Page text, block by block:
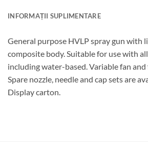
INFORMAȚII SUPLIMENTARE
General purpose HVLP spray gun with
composite body. Suitable for use with
including water-based. Variable fan
Spare nozzle, needle and cap sets are
Display carton.